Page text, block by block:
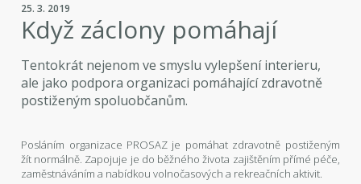
25. 3. 2019
Když záclony pomáhají
Tentokrát nejenom ve smyslu vylepšení interieru,
ale jako podpora organizaci pomáhající zdravotně
postiženým spoluobčanům.
Posláním organizace PROSAZ je pomáhat zdravotně postiženým
žít normálně. Zapojuje je do běžného života zajištěním přímé péče,
zaměstnáváním a nabídkou volnočasových a rekreačních aktivit.